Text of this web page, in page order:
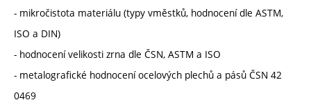
- mikročistota materiálu (typy vměstků, hodnocení dle ASTM,
ISO a DIN)
- hodnocení velikosti zrna dle ČSN, ASTM a ISO
- metalografické hodnocení ocelových plechů a pásů ČSN 42
0469